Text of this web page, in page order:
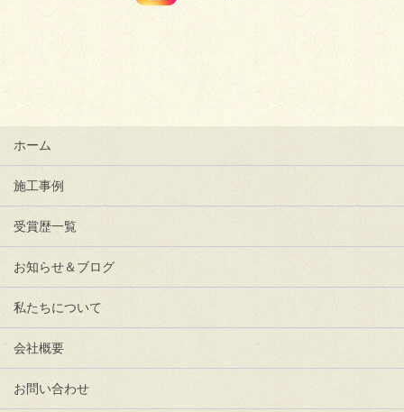
ホーム
施工事例
受賞歴一覧
お知らせ＆ブログ
私たちについて
会社概要
お問い合わせ